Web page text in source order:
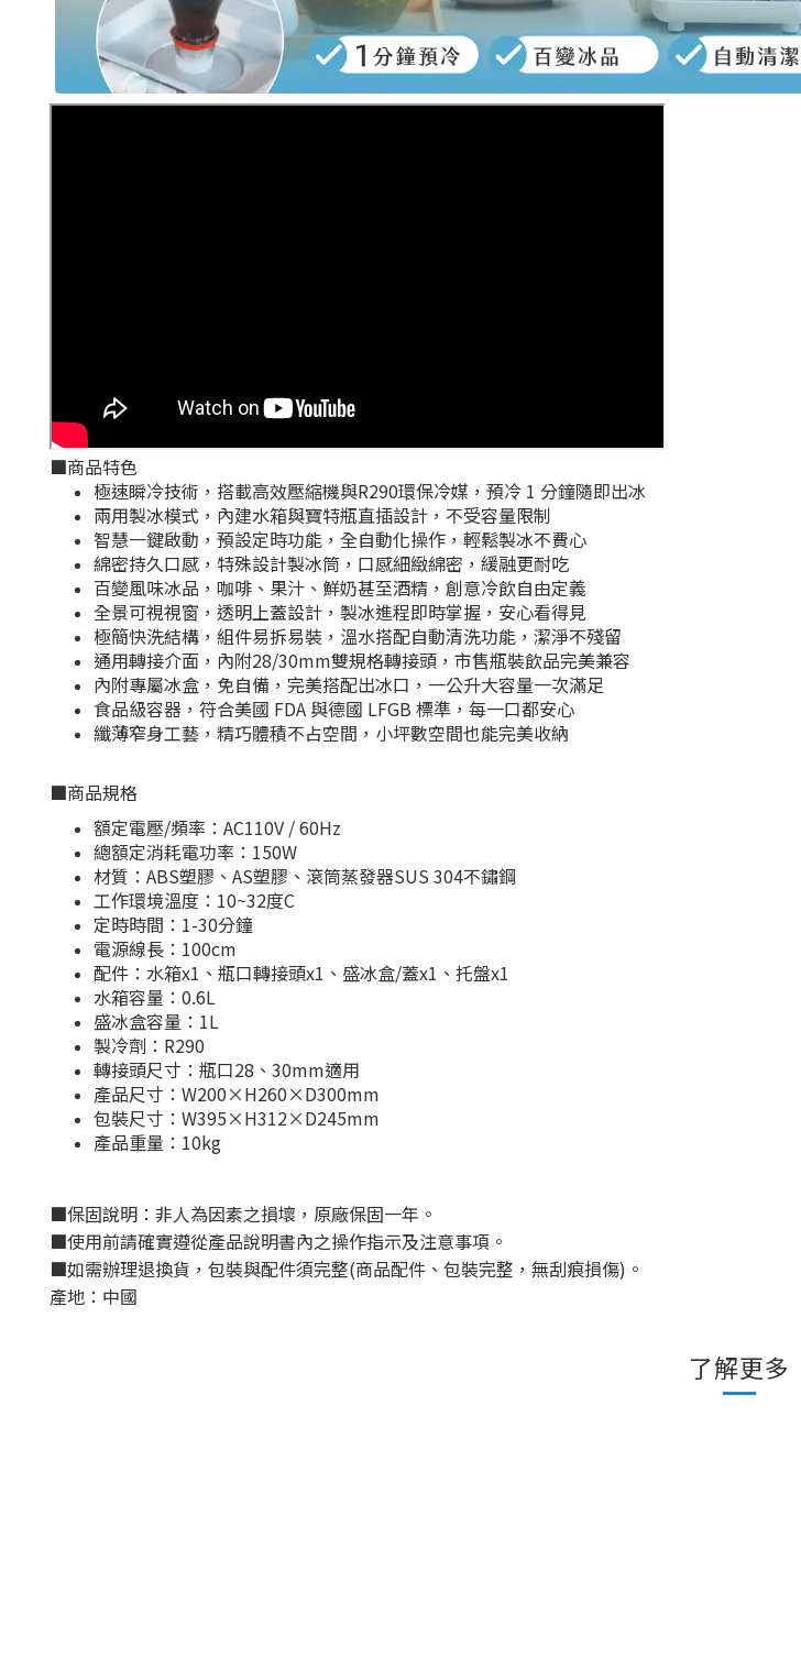
■商品特色
極速瞬冷技術，搭載高效壓縮機與R290環保冷媒，預冷 1 分鐘隨即出冰
兩用製冰模式，內建水箱與寶特瓶直插設計，不受容量限制
智慧一鍵啟動，預設定時功能，全自動化操作，輕鬆製冰不費心
綿密持久口感，特殊設計製冰筒，口感細緻綿密，緩融更耐吃
百變風味冰品，咖啡、果汁、鮮奶甚至酒精，創意冷飲自由定義
全景可視視窗，透明上蓋設計，製冰進程即時掌握，安心看得見
極簡快洗結構，組件易拆易裝，溫水搭配自動清洗功能，潔淨不殘留
通用轉接介面，內附28/30mm雙規格轉接頭，市售瓶裝飲品完美兼容
內附專屬冰盒，免自備，完美搭配出冰口，一公升大容量一次滿足
食品級容器，符合美國 FDA 與德國 LFGB 標準，每一口都安心
纖薄窄身工藝，精巧體積不占空間，小坪數空間也能完美收納
■商品規格
額定電壓/頻率：AC110V / 60Hz
總額定消耗電功率：150W
材質：ABS塑膠、AS塑膠、滾筒蒸發器SUS 304不鏽鋼
工作環境溫度：10~32度C
定時時間：1-30分鐘
電源線長：100cm
配件：水箱x1、瓶口轉接頭x1、盛冰盒/蓋x1、托盤x1
水箱容量：0.6L
盛冰盒容量：1L
製冷劑：R290
轉接頭尺寸：瓶口28、30mm適用
產品尺寸：W200×H260×D300mm
包裝尺寸：W395×H312×D245mm
產品重量：10kg
■保固說明：非人為因素之損壞，原廠保固一年。
■使用前請確實遵從產品說明書內之操作指示及注意事項。
■如需辦理退換貨，包裝與配件須完整(商品配件、包裝完整，無刮痕損傷) 。
產地：中國
了解更多